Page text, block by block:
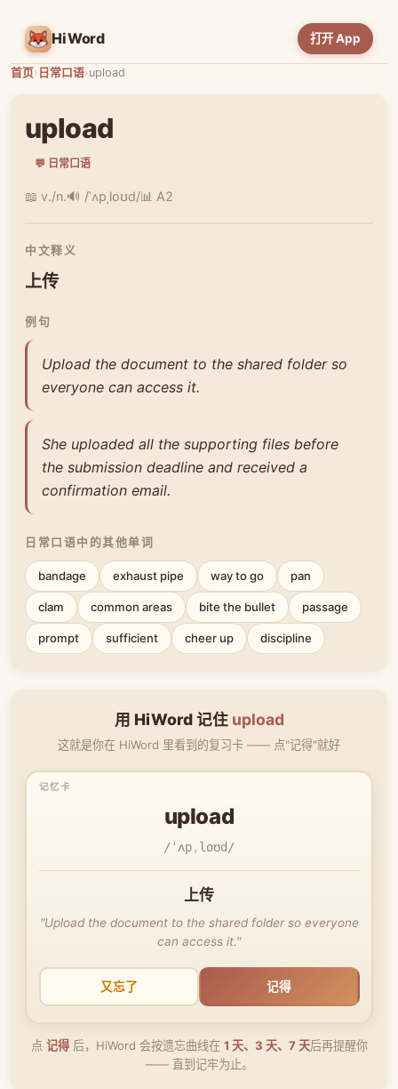
HiWord 打开 App
首页› 日常口语›upload
upload
💬 日常口语
📖 v./n.🔊 /ˈʌpˌloʊd/📊 A2
中文释义
上传
例句
Upload the document to the shared folder so
everyone can access it.
She uploaded all the supporting files before
the submission deadline and received a
confirmation email.
日常口语中的其他单词
bandage exhaust pipe way to go pan
clam common areas bite the bullet passage
prompt sufficient cheer up discipline
用 HiWord 记住 upload
这就是你在 HiWord 里看到的复习卡 —— 点"记得"就好
upload
/ˈʌpˌloʊd/
上传
"Upload the document to the shared folder so everyone
can access it."
又忘了 记得
点 记得后，HiWord 会按遗忘曲线在 1 天、3 天、7 天后再提醒你
—— 直到记牢为止。